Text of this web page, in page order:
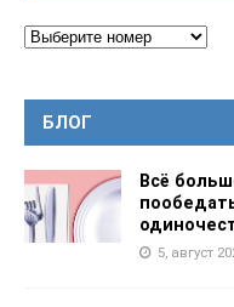
БЛОГ
Всё
5, август